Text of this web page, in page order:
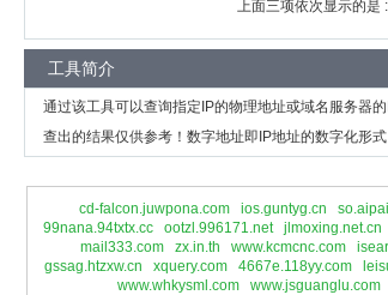
上面三项依次显示的是
工具简介
通过该工具可以查询指定IP的物理地址或域名服务器
查出的结果仅供参考！数字地址即IP地址的数字化形
cd-falcon.juwpona.com ios.guntyg.cn
99nana.94txtx.cc
ootzl.996171.net jlmoxing.net.cn
mail333.com
zx.in.th www.kcmcnc.com
gssag.htzxw.cn
xquery.com 4667e.118yy.com
www.whkysml.com
www.jsguanglu.com